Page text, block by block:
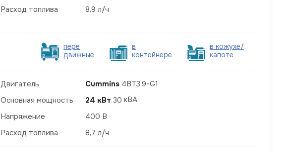
Расход топлива
8,9 л/ч
пере
движные
в
контейнере
в кожухе/
капоте
Двигатель Cummins 4BT3.9-G1
Основная мощность
24 кВт 30
Напряжение
400 В
Расход топлива
8,7 л/ч